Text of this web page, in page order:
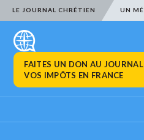
LE JOURNAL CHRÉTIEN UN
FAITES UN DON AU
VOS IMPÔTS EN FRANCE